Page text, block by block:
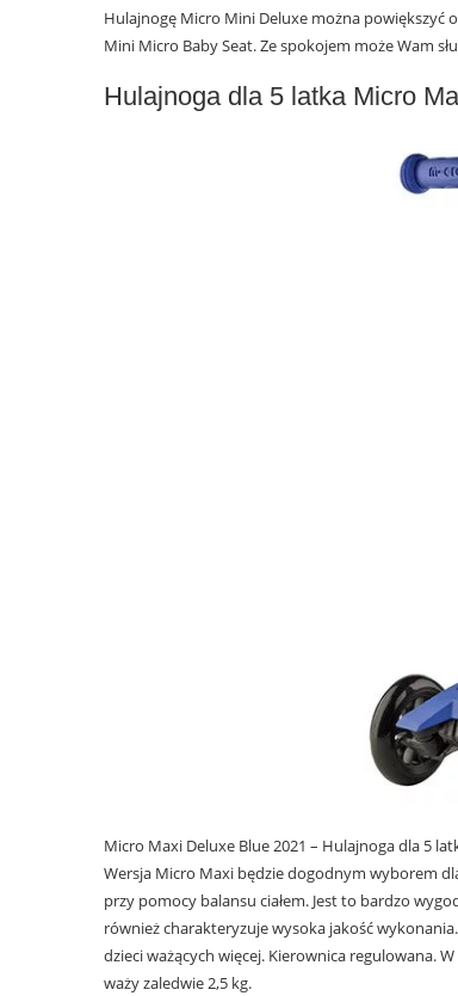
Hulajnogę Micro Mini Deluxe można powiększyć
Mini Micro Baby Seat. Ze spokojem może Wam
Hulajnoga dla 5 latka Micro
Micro Maxi Deluxe Blue 2021 – Hulajnoga dla 5
Wersja Micro Maxi będzie dogodnym wyborem
przy pomocy balansu ciałem. Jest to bardzo
również charakteryzuje wysoka jakość
dzieci ważących więcej. Kierownica regulowana.
waży zaledwie 2,5 kg.